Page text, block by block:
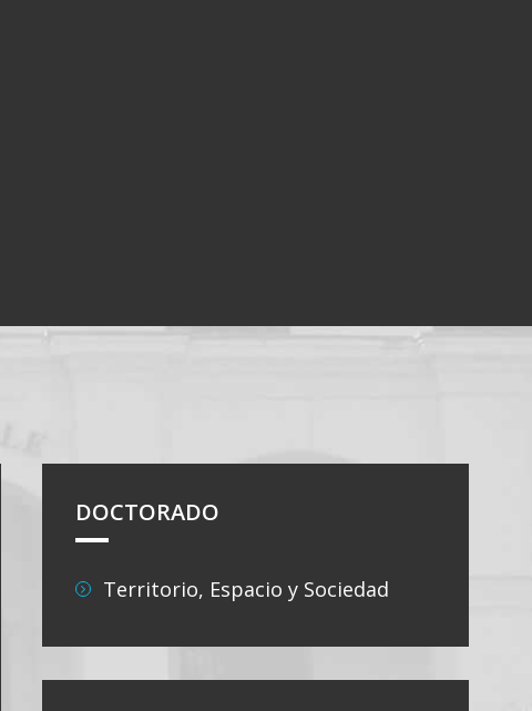
DOCTORADO
Territorio, Espacio y Sociedad